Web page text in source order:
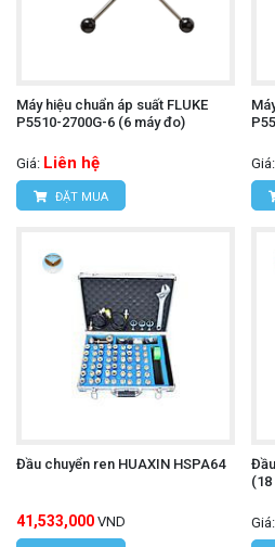
Máy hiệu chuẩn áp suất FLUKE
P5510-2700G-6 (6 máy đo)
Giá: Liên hệ
ĐẶT MUA
Giá:
Đầu chuyển ren HUAXIN HSPA64
41,533,000 VND
(18
Giá: